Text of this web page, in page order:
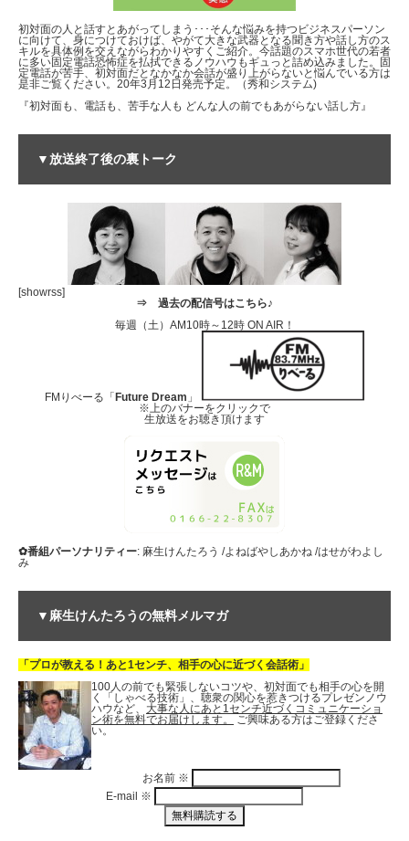
初対面の人と話すとあがってしまう･･･そんな悩みを持つビジネスパーソン
に向けて、身につけておけば、やがて大きな武器となる聞き方や話し方のス
キルを具体例を交えながらわかりやすくご紹介。今話題のスマホ世代の若者
に多い固定電話恐怖症を払拭できるノウハウもギュっと詰め込みました。固
定電話が苦手、初対面だとなかなか会話が盛り上がらないと悩んでいる方は
是非ご覧ください。20年3月12日発売予定。（秀和システム)
『初対面も、電話も、苦手な人も どんな人の前でもあがらない話し方』
▼放送終了後の裏トーク
[showrss]
⇒ 過去の配信号はこちら♪
毎週（土）AM10時～12時 ON AIR！
FMりべーる「Future Dream 」
※上のバナーをクリックで
生放送をお聴き頂けます
✿番組パーソナリティー: 麻生けんたろう /よねばやしあかね /はせがわよし
み
▼麻生けんたろうの無料メルマガ
「プロが教える！あと1センチ、相手の心に近づく会話術」
100人の前でも緊張しないコツや、初対面でも相手の心を開
く「しゃべる技術」、聴衆の関心を惹きつけるプレゼンノウ
ハウなど、 大事な人にあと1センチ近づくコミュニケーショ
ン術を無料でお届けします。
ご興味ある方はご登録くださ
い。
お名前 ※
E-mail ※